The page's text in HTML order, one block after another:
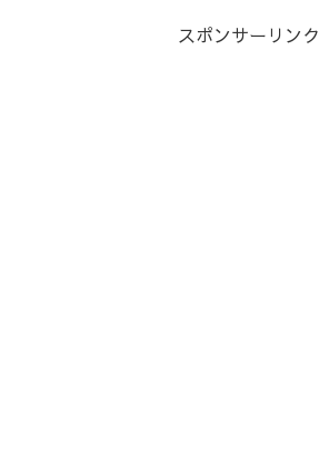
スポンサーリンク